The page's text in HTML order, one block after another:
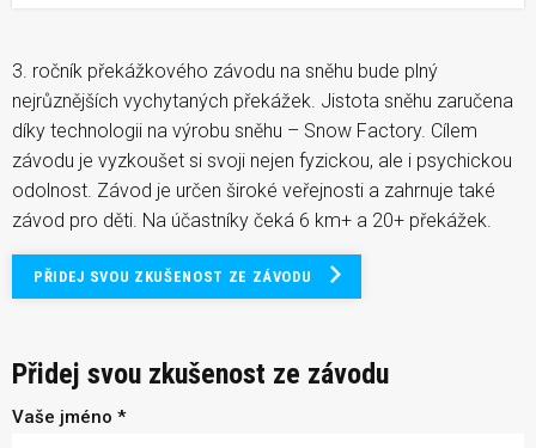
3. ročník překážkového závodu na sněhu bude plný
nejrůznějších vychytaných překážek. Jistota sněhu zaručena
díky technologii na výrobu sněhu – Snow Factory. Cílem
závodu je vyzkoušet si svoji nejen fyzickou, ale i psychickou
odolnost. Závod je určen široké veřejnosti a zahrnuje také
závod pro děti. Na účastníky čeká 6 km+ a 20+ překážek.
PŘIDEJ SVOU ZKUŠENOST ZE ZÁVODU
Přidej svou zkušenost ze závodu
Vaše jméno *